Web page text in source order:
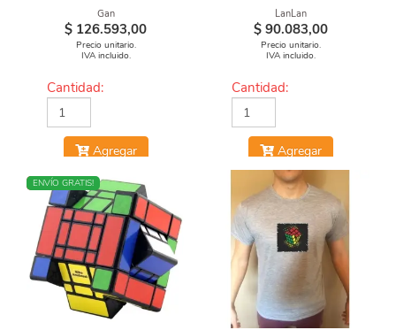
Gan
$ 126.593,00
Precio unitario.
IVA incluido.
Cantidad:
Agregar
LanLan
$ 90.083,00
Precio unitario.
IVA incluido.
Cantidad:
Agregar
NUEVO
ENVÍO GRATIS!